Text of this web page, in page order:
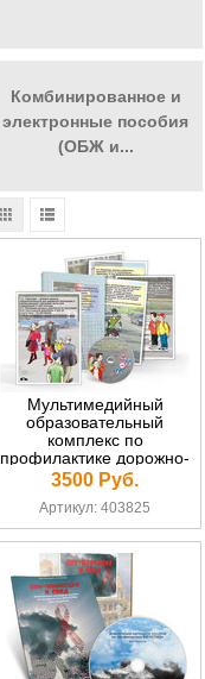
Комбинированное и
электронные пособия
(ОБЖ и...
Мультимедийный
образовательный
комплекс по
профилактике дорожно-
транспортного
травматизма для
учащихся 5–9 классов
СD-диск+10 постеров
3500 Руб.
Артикул: 403825